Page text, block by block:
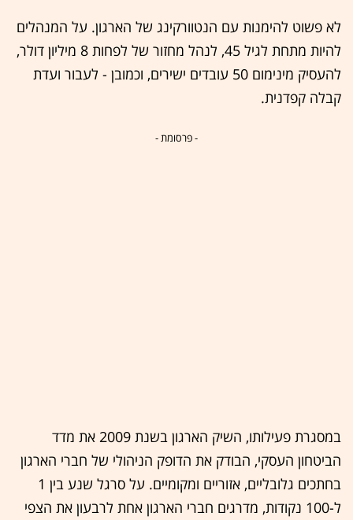
לא פשוט להימנות עם הנטוורקינג של הארגון. על המנהלים
להיות מתחת לגיל 45, לנהל מחזור של לפחות 8 מיליון דולר,
להעסיק מינימום 50 עובדים ישירים, וכמובן - לעבור ועדת
קבלה קפדנית.
- פרסומת -
במסגרת פעילותו, השיק הארגון בשנת 2009 את מדד
הביטחון העסקי, הבודק את הדופק הניהולי של חברי הארגון
בחתכים גלובליים, אזוריים ומקומיים. על סרגל שנע בין 1
ל-100 נקודות, מדרגים חברי הארגון אחת לרבעון את הצפי